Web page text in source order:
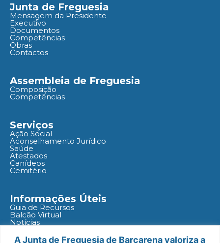
A Junta de Freguesia de Barcarena valoriza a
Junta de Freguesia
Mensagem da Presidente
Executivo
Documentos
Competências
Obras
Contactos
Assembleia de Freguesia
Composição
Competências
Serviços
Ação Social
Aconselhamento Jurídico
Saúde
Atestados
Canídeos
Cemitério
Informações Úteis
Guia de Recursos
Balcão Virtual
Notícias
Políticas